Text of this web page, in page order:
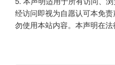
经访问即视为自愿认可本免
勿使用本站内容。本声明在法